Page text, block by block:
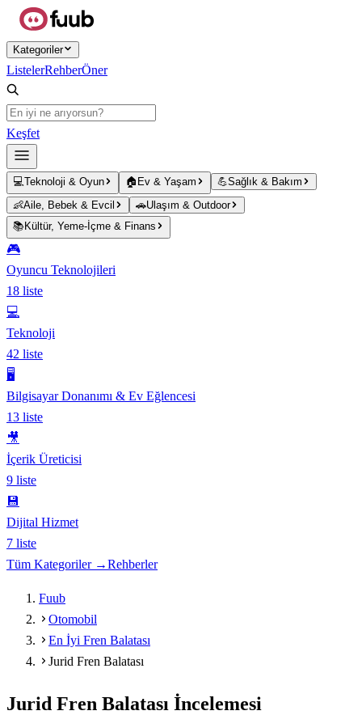
Ana içeriğe atla
Kategoriler
ListelerRehberÖner
Keşfet
💻Teknoloji & Oyun 🏠 Ev & Yaşam 💪Sağlık & Bakım
👶Aile, Bebek & Evcil 🚗Ulaşım & Outdoor
📚 Kültür, Yeme-İçme & Finans
🎮
Oyuncu Teknolojileri
18 liste
💻
Teknoloji
42 liste
🖥️
Bilgisayar Donanımı & Ev Eğlencesi
13 liste
🎥
İçerik Üreticisi
9 liste
💾
Dijital Hizmet
7 liste
Tüm Kategoriler →Rehberler
Fuub
Otomobil
En İyi Fren Balatası
Jurid Fren Balatası
Jurid Fren Balatası İncelemesi